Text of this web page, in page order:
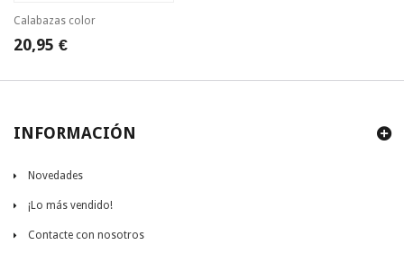
Calabazas color
20,95 €
INFORMACIÓN
Novedades
¡Lo más vendido!
Contacte con nosotros